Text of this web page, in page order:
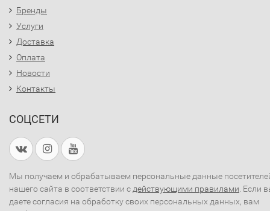
Бренды
Услуги
Доставка
Оплата
Новости
Контакты
СОЦСЕТИ
Мы получаем и обрабатываем персональные данные
нашего сайта в соответствии с действующими правилами . Если
даете согласия на обработку своих персональных данных, вам